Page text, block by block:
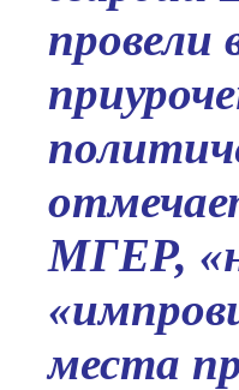
провели
МГЕР,
места